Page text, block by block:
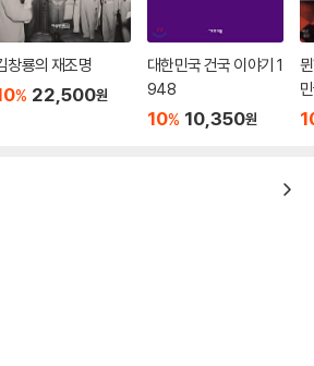
심하지 말 것 그리고 사유재산 제도를 부정하지
지키는 야만」중에서
묻지 않을 수 없었다. 어째서 자신이 모르는
로했다. 일본 군부는 스기야마 하지메가 너무
하지메는 쇼와 천황에게 어째서 아직도 중국이
들었다. 그렇게 유신은 중일전쟁, 아니 죽음
. 태생부터 자살적인 유신의 숙명이었다. 중국
과 한국의 유신 지사들: 박정희와 김재규
바다 건너 한반도에서 조용히 부활하였다. 1
마침내 일제강점기의 식민지 역사에서 해방되
각 다를지라도, 해방 이후 지금 대한민국의 모
과 달리, 박정희를 비롯해 박정희의 마지막
받고 ‘유신’의 공기 속에서 성장했다. 그들에
적인, 마땅히 남자라면 따라야 할 강력한 힘의 상
’ 이전에 이미 ‘유신’과 만났다. 박정희와 그를
창룡의 재조명
% 22,500원
대한민국 건국 이야기 1
948
10% 10,350원